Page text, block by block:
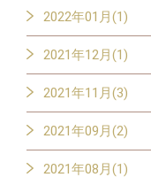
2022年01月(1)
2021年12月(1)
2021年11月(3)
2021年09月(2)
2021年08月(1)